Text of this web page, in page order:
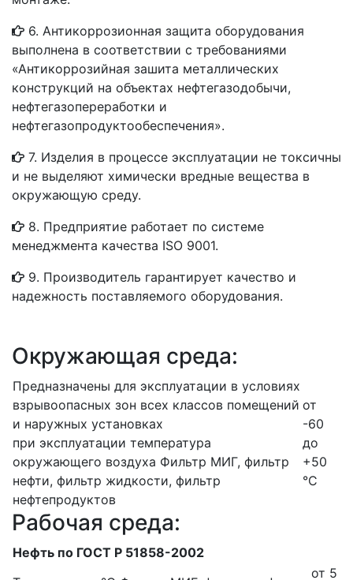
6. Антикоррозионная защита оборудования
выполнена в соответствии с требованиями
«Антикоррозийная зашита металлических
конструкций на объектах нефтегазодобычи,
нефтегазопереработки и
нефтегазопродуктообеспечения».
7. Изделия в процессе эксплуатации не токсичны
и не выделяют химически вредные вещества в
окружающую среду.
8. Предприятие работает по системе
менеджмента качества ISO 9001.
9. Производитель гарантирует качество и
надежность поставляемого оборудования.
Окружающая среда:
Предназначены для эксплуатации в условиях
взрывоопасных зон всех классов помещений
и наружных установках
при эксплуатации температура
окружающего воздуха Фильтр МИГ, фильтр
нефти, фильтр жидкости, фильтр
нефтепродуктов
от
-60
до
+50
°С
Рабочая среда:
Нефть по ГОСТ Р 51858-2002
от 5